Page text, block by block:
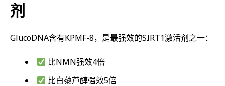
剂
GlucoDNA含有KPMF-8，是最强效的SIRT1激活剂之一：
比NMN强效4倍
比白藜芦醇强效5倍